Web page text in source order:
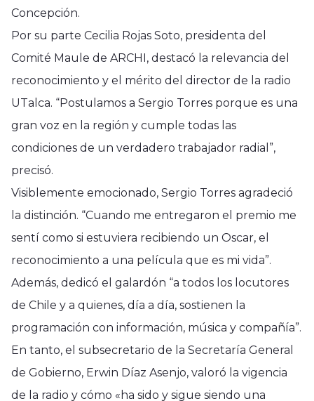
Concepción.
Por su parte Cecilia Rojas Soto, presidenta del
Comité Maule de ARCHI, destacó la relevancia del
reconocimiento y el mérito del director de la radio
UTalca. “Postulamos a Sergio Torres porque es una
gran voz en la región y cumple todas las
condiciones de un verdadero trabajador radial”,
precisó.
Visiblemente emocionado, Sergio Torres agradeció
la distinción. “Cuando me entregaron el premio me
sentí como si estuviera recibiendo un Oscar, el
reconocimiento a una película que es mi vida”.
Además, dedicó el galardón “a todos los locutores
de Chile y a quienes, día a día, sostienen la
programación con información, música y compañía”.
En tanto, el subsecretario de la Secretaría General
de Gobierno, Erwin Díaz Asenjo, valoró la vigencia
de la radio y cómo «ha sido y sigue siendo una